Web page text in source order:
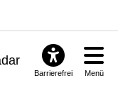
Barrierefrei Menü